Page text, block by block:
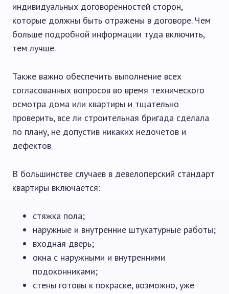
индивидуальных договоренностей сторон,
которые должны быть отражены в договоре. Чем
больше подробной информации туда включить,
тем лучше.
Также важно обеспечить выполнение всех
согласованных вопросов во время технического
осмотра дома или квартиры и тщательно
проверить, все ли строительная бригада сделала
по плану, не допустив никаких недочетов и
дефектов.
В большинстве случаев в девелоперский стандарт
квартиры включается:
стяжка пола;
наружные и внутренние штукатурные работы;
входная дверь;
окна с наружными и внутренними
подоконниками;
стены готовы к покраске, возможно, уже